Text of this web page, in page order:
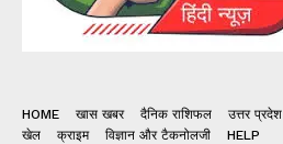
HOME खास खबर दैनिक राशिफल उत्तर प्रदेश
खेल
क्राइम विज्ञान और टैकनोलजी HELP